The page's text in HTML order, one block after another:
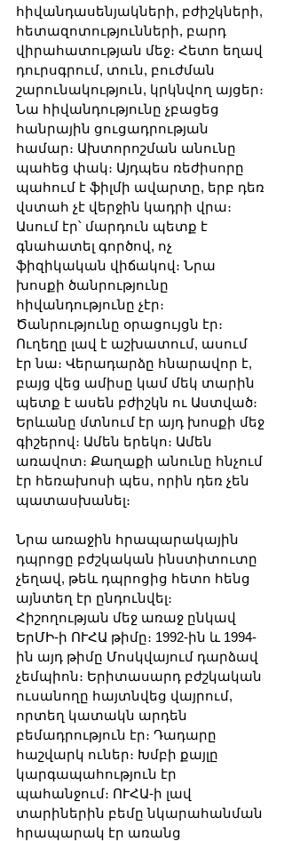
հիվանդասենյակների, բժիշկների,
հետազոտությունների, բարդ
վիրահատության մեջ։ Հետո եղավ
դուրսգրում, տուն, բուժման
շարունակություն, կրկնվող այցեր։
Նա հիվանդությունը չբացեց
հանրային ցուցադրության
համար։ Ախտորոշման անունը
պահեց փակ։ Այդպես ռեժիսորը
պահում է ֆիլմի ավարտը, երբ դեռ
վստահ չէ վերջին կադրի վրա։
Ասում էր՝ մարդուն պետք է
գնահատել գործով, ոչ
ֆիզիկական վիճակով։ Նրա
խոսքի ծանրությունը
հիվանդությունը չէր։
Ծանրությունը օրացույցն էր։
Ուղեղը լավ է աշխատում, ասում
էր նա։ Վերադարձը հնարավոր է,
բայց վեց ամիսը կամ մեկ տարին
պետք է ասեն բժիշկն ու Աստված։
Երևանը մտնում էր այդ խոսքի մեջ
գիշերով։ Ամեն երեկո։ Ամեն
առավոտ։ Քաղաքի անունը հնչում
էր հեռախոսի պես, որին դեռ չեն
պատասխանել։
Նրա առաջին հրապարակային
դպրոցը բժշկական ինստիտուտը
չեղավ, թեև դպրոցից հետո հենց
այնտեղ էր ընդունվել։
Հիշողության մեջ առաջ ընկավ
ԵրՄԻ-ի ՈՒՀԱ թիմը։ 1992-ին և 1994-
ին այդ թիմը Մոսկվայում դարձավ
չեմպիոն։ Երիտասարդ բժշկական
ուսանողը հայտնվեց վայրում,
որտեղ կատակն արդեն
բեմադրություն էր։ Դադարը
հաշվարկ ուներ։ Խմբի քայլը
կարգապահություն էր
պահանջում։ ՈՒՀԱ-ի լավ
տարիներին բեմը նկարահանման
հրապարակ էր առանց